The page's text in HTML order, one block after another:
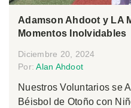
Adamson Ahdoot y LA
Momentos Inolvidables
Diciembre 20, 2024
Por:Alan Ahdoot
Nuestros Voluntarios se
Béisbol de Otoño con